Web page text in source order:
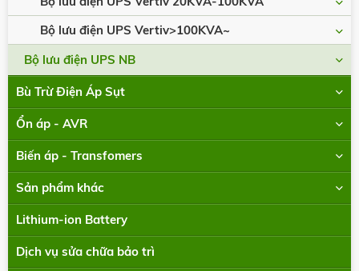
Bộ lưu điện UPS Vertiv>100KVA~
Bộ lưu điện UPS NB
Bù Trừ Điện Áp Sụt
Ổn áp - AVR
Biến áp - Transfomers
Sản phẩm khác
Lithium-ion Battery
Dịch vụ sửa chữa bảo trì